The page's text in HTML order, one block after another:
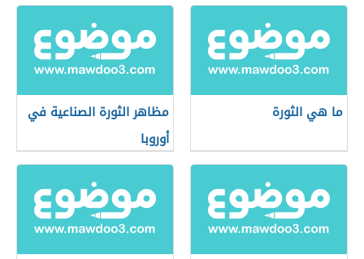
ما هي الثورة
مظاهر الثورة الصناعية في
أوروبا